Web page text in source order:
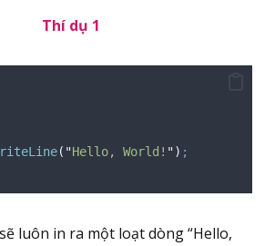
Thí dụ 1
( "Hello, World! ") ;
luôn in ra một loạt dòng “Hello,